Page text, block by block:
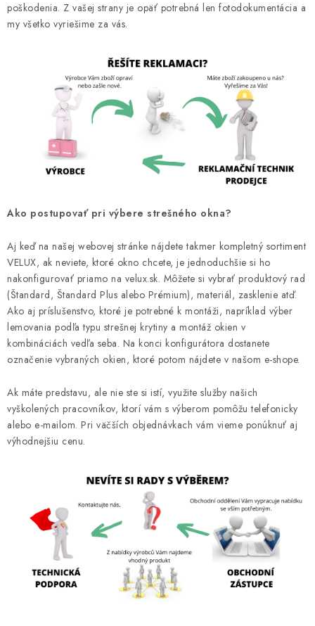
poškodenia. Z vašej strany je opäť potrebná len fotodokumentácia a
my všetko vyriešime za vás.
Ako postupovať pri výbere strešného okna?
Aj keď na našej webovej stránke nájdete takmer kompletný sortiment
VELUX, ak neviete, ktoré okno chcete, je jednoduchšie si ho
nakonfigurovať priamo na velux.sk. Môžete si vybrať produktový rad
(Štandard, Štandard Plus alebo Prémium), materiál, zasklenie atď.
Ako aj príslušenstvo, ktoré je potrebné k montáži, napríklad výber
lemovania podľa typu strešnej krytiny a montáž okien v
kombináciách vedľa seba. Na konci konfigurátora dostanete
označenie vybraných okien, ktoré potom nájdete v našom e-shope.
Ak máte predstavu, ale nie ste si istí, využite služby našich
vyškolených pracovníkov, ktorí vám s výberom pomôžu telefonicky
alebo e-mailom. Pri väčších objednávkach vám vieme ponúknuť aj
výhodnejšiu cenu.